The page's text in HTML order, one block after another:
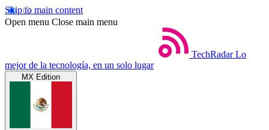
Skip to main content
Open menu Close main menu
TechRadar Lo
mejor de la tecnología, en un solo lugar
MX Edition